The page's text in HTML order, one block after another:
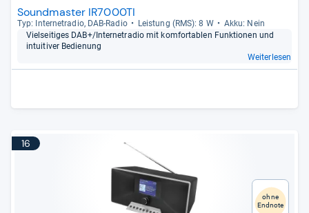
Soundmaster IR7000TI
Typ: Inter­ne­tra­dio, DAB-​Radio Leis­tung (RMS): 8 W
Akku: Nein
Viel­sei­ti­ges DAB+/Inter­ne­tra­dio mit kom­for­ta­blen Funk­tio­nen und
intui­ti­ver Bedie­nung
Weiterlesen
16
ohne
Endnote